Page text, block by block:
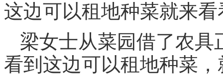
这边可以租地种菜就来看
梁女士从菜园借了农具
看到这边可以租地种菜